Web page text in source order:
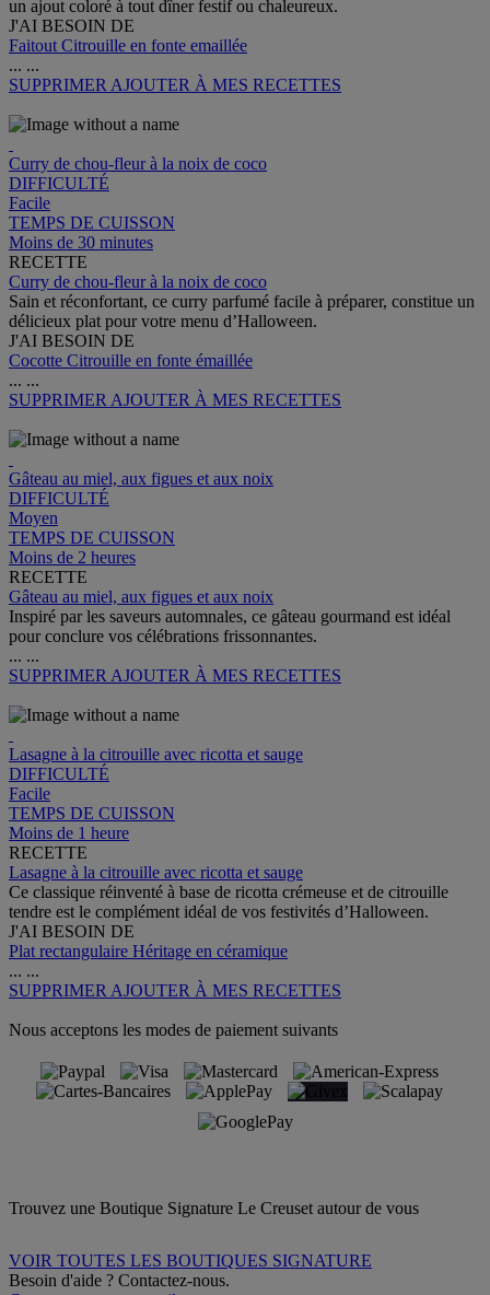
un ajout coloré à tout dîner festif ou chaleureux.
J'AI BESOIN DE
Faitout Citrouille en fonte emaillée
... ...
SUPPRIMER AJOUTER À MES RECETTES
Curry de chou-fleur à la noix de coco
DIFFICULTÉ
Facile
TEMPS DE CUISSON
Moins de 30 minutes
RECETTE
Curry de chou-fleur à la noix de coco
Sain et réconfortant, ce curry parfumé facile à préparer, constitue un
délicieux plat pour votre menu d’Halloween.
J'AI BESOIN DE
Cocotte Citrouille en fonte émaillée
... ...
SUPPRIMER AJOUTER À MES RECETTES
Gâteau au miel, aux figues et aux noix
DIFFICULTÉ
Moyen
TEMPS DE CUISSON
Moins de 2 heures
RECETTE
Gâteau au miel, aux figues et aux noix
Inspiré par les saveurs automnales, ce gâteau gourmand est idéal
pour conclure vos célébrations frissonnantes.
... ...
SUPPRIMER AJOUTER À MES RECETTES
Lasagne à la citrouille avec ricotta et sauge
DIFFICULTÉ
Facile
TEMPS DE CUISSON
Moins de 1 heure
RECETTE
Lasagne à la citrouille avec ricotta et sauge
Ce classique réinventé à base de ricotta crémeuse et de citrouille
tendre est le complément idéal de vos festivités d’Halloween.
J'AI BESOIN DE
Plat rectangulaire Héritage en céramique
... ...
SUPPRIMER AJOUTER À MES RECETTES
Nous acceptons les modes de paiement suivants
Trouvez une Boutique Signature Le Creuset autour de vous
VOIR TOUTES LES BOUTIQUES SIGNATURE
Besoin d'aide ? Contactez-nous.